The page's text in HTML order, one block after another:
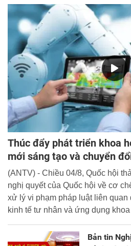
Thúc đẩy phát triển khoa
mới sáng tạo và chuyển
(ANTV) - Chiều 04/8, Quốc hội
nghị quyết của Quốc hội về cơ
xử lý vi phạm pháp luật liên
kinh tế tư nhân và ứng dụng
Bản tin